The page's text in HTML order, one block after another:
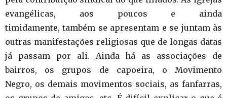
evangélicas, aos poucos e ainda
timidamente, também se apresentam e se juntam às
outras manifestações religiosas que de longas datas
já passam por ali. Ainda há as associações de
bairros, os grupos de capoeira, o Movimento
Negro, os demais movimentos sociais, as fanfarras,